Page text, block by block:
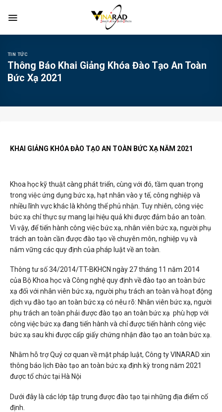
TIN TỨC
Thông Báo Khai Giảng Khóa Đào Tạo An Toàn
Bức Xạ 2021
KHAI GIẢNG KHÓA ĐÀO TẠO AN TOÀN BỨC XẠ NĂM 2021
Khoa học kỹ thuật càng phát triển, cùng với đó, tầm quan trọng
trong việc ứng dụng bức xạ, hạt nhân vào y tế, công nghiệp và
nhiều lĩnh vực khác là không thể phủ nhận. Tuy nhiên, công việc
bức xạ chỉ thực sự mang lại hiệu quả khi được đảm bảo an toàn.
Vì vậy, để tiến hành công việc bức xạ, nhân viên bức xạ, người phụ
trách an toàn cần được đào tạo về chuyên môn, nghiệp vụ và
nắm vững các quy định của pháp luật về an toàn.
Thông tư số 34/2014/TT-BKHCN ngày 27 tháng 11 năm 2014
của Bộ Khoa học và Công nghệ quy định về đào tạo an toàn bức
xạ đối với nhân viên bức xạ, người phụ trách an toàn và hoạt động
dịch vụ đào tạo an toàn bức xạ có nêu rõ: Nhân viên bức xạ, người
phụ trách an toàn phải được đào tạo an toàn bức xạ phù hợp với
công việc bức xạ đang tiến hành và chỉ được tiến hành công việc
bức xạ sau khi được cấp giấy chứng nhận đào tạo an toàn bức xạ.
Nhằm hỗ trợ Quý cơ quan về mặt pháp luật, Công ty VINARAD xin
thông báo lịch Đào tạo an toàn bức xạ định kỳ trong năm 2021
được tổ chức tại Hà Nội
Dưới đây là các lớp tập trung được đào tạo tại những địa điểm cố
định.